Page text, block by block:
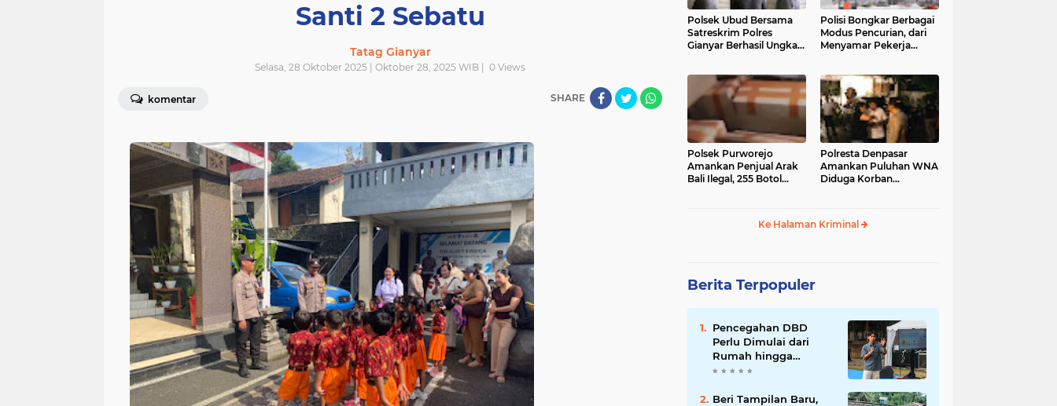
Santi 2 Sebatu
Tatag Gianyar
Selasa, 28 Oktober 2025 | Oktober 28, 2025 WIB | 0 Views
komentar SHARE
Polsek Ubud Bersama
Satreskrim Polres
Gianyar Berhasil Ungkap
Polisi Bongkar Berbagai
Modus Pencurian, dari
Menyamar Pekerja
Polsek Purworejo
Amankan Penjual Arak
Bali Ilegal, 255 Botol
Polresta Denpasar
Amankan Puluhan WNA
Diduga Korban
Ke Halaman Kriminal
Berita Terpopuler
Pencegahan DBD
Perlu Dimulai dari
Rumah hingga
Lingkungan Sekolah
Beri Tampilan Baru,